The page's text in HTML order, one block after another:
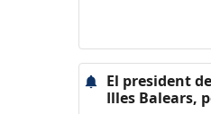
El president
Illes Balears,